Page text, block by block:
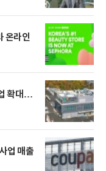
온라인
확대…
업 매출